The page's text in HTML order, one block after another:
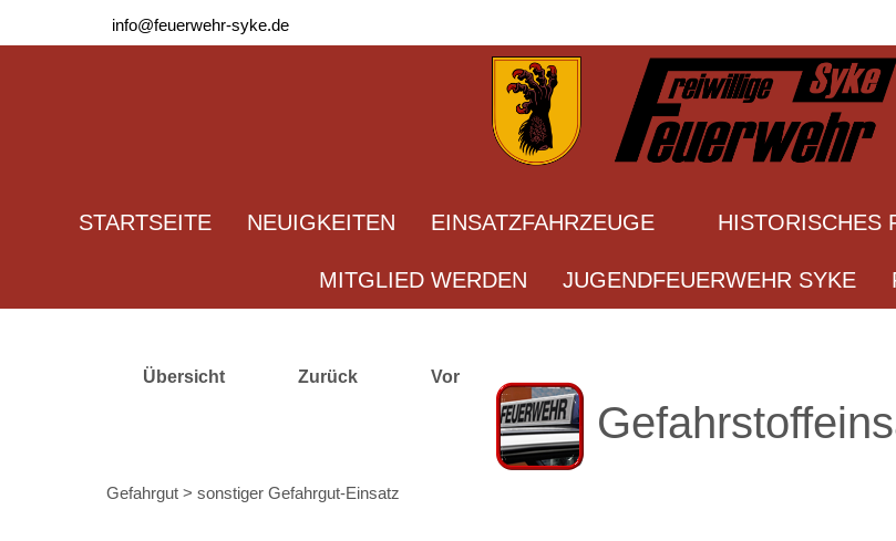
info@feuerwehr-syke.de
STARTSEITE NEUIGKEITEN EINSATZFAHRZEUGE HISTORISCHES
MITGLIED WERDEN JUGENDFEUERWEHR SYKE
Übersicht Zurück Vor
Gefahrgut > sonstiger Gefahrgut-Einsatz